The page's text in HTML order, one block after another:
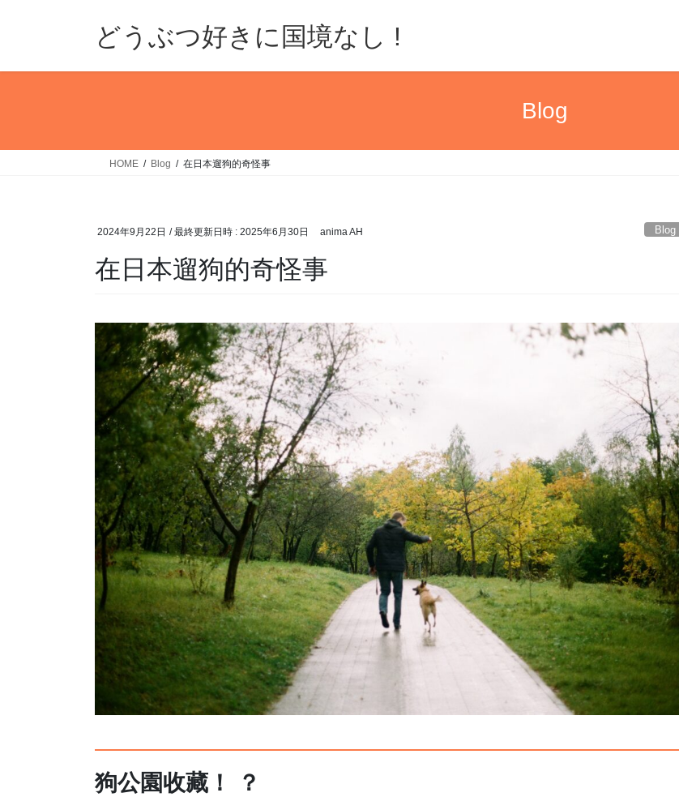
どうぶつ好きに国境なし !
Blog
HOME Blog 在日本遛狗的奇怪事
2024年9月22日 / 最終更新日時 : 2025年6月30日 anima AH Blog
在日本遛狗的奇怪事
狗公園收藏！ ？